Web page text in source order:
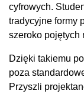
cyfrowych.
tradycyjne formy
szeroko pojętych
Dzięki takiemu
poza
Przyszli